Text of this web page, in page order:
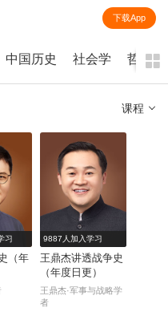
下载App
中国历史 社会学 哲学
课程
全部
课程
每天听本书
电子书
习
（年
9887人加入学习
王鼎杰讲透战争史
（年度日更）
王鼎杰·军事与战略学
者